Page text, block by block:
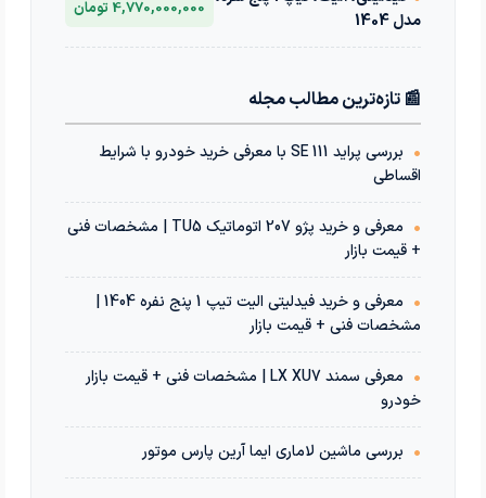
مدل 1404
4,770,000,000 تومان
📰 تازه‌ترین مطالب مجله
•
بررسی پراید 111 SE با معرفی خرید خودرو با شرایط
اقساطی
•
معرفی و خرید پژو 207 اتوماتیک TU5 | مشخصات فنی
+ قیمت بازار
•
معرفی و خرید فیدلیتی الیت تیپ 1 پنج نفره 1404 |
مشخصات فنی + قیمت بازار
•
معرفی سمند LX XU7 | مشخصات فنی + قیمت بازار
خودرو
• بررسی ماشین لاماری ایما آرین پارس موتور